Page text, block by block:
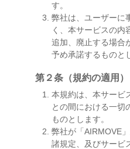
す。
弊社は、ユーザーに
く、本サービスの内
追加、廃止する場合
予め承諾するものと
第２条（規約の適用）
本規約は、本サービ
との間における一切
ものとします。
弊社が「AIRMOVE
諸規定、及びサービ